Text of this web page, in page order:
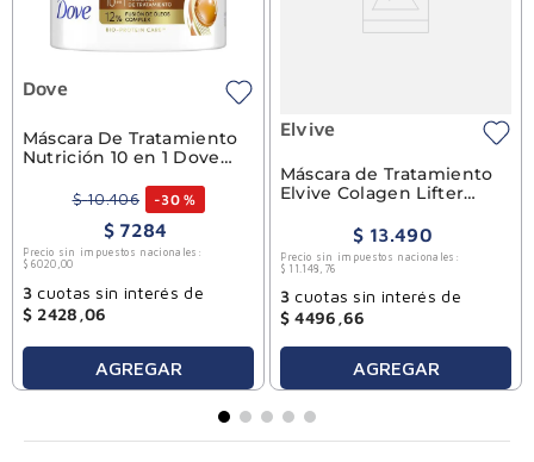
Dove
Máscara De Tratamiento
Nutrición 10 en 1 Dove
$ 10.406 -30 %
$ 7284
Precio sin impuestos nacionales:
$ 6020 00
3cuotas sin interés de
$ 2428 ,06
AGREGAR
Elvive
Máscara de Tratamiento
Elvive Colagen Lifter
$ 13.490
Precio sin impuestos nacionales:
$ 11 .148 , 76
3cuotas sin interés de
$ 4496 ,66
AGREGAR